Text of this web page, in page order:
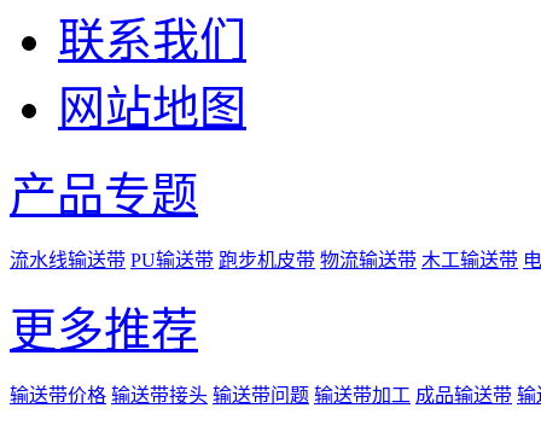
联系我们
网站地图
产品专题
流水线输送带 PU输送带 跑步机皮带 物流输送带 木工输送带
更多推荐
输送带价格 输送带接头 输送带问题 输送带加工 成品输送带 输